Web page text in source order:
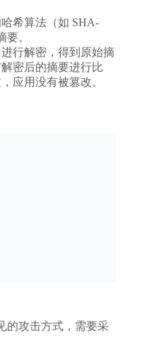
哈希算法（如 SHA-
要。
进行解密，得到原始摘
密后的摘要进行比
应用没有被篡改。
的攻击方式，需要采